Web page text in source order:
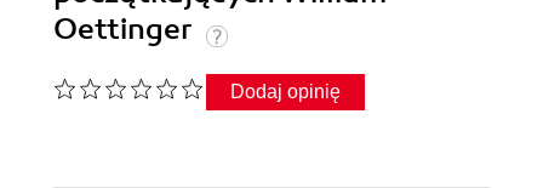
Oettinger
Dodaj opinię